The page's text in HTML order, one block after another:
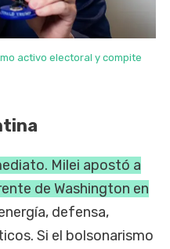
activo electoral y compite
Milei apostó a
de Washington en
defensa,
Si el bolsonarismo